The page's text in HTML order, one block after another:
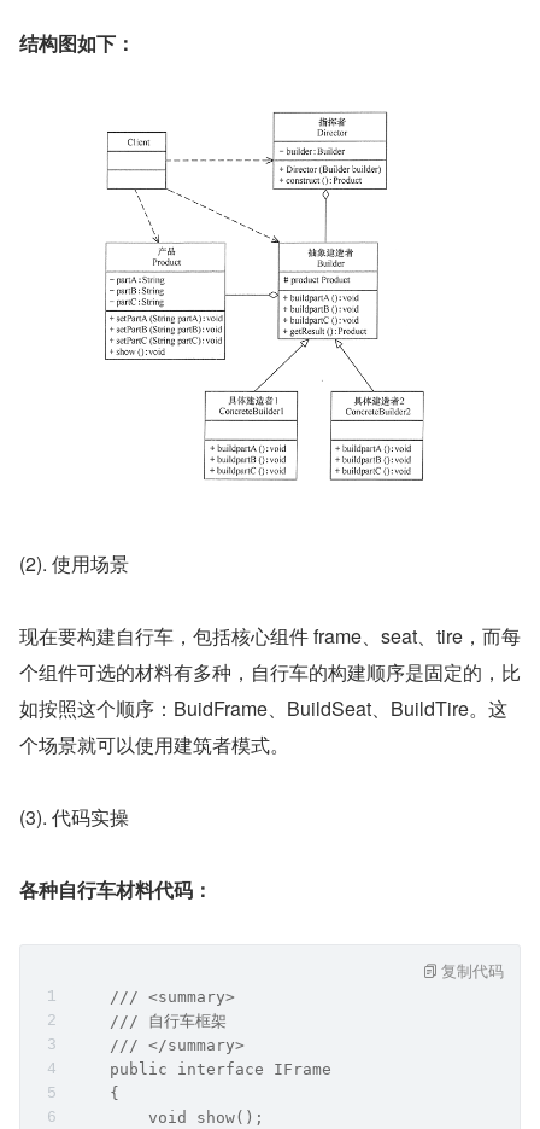
结构图如下：
(2). 使用场景
现在要构建自行车，包括核心组件 frame、seat、tire，而每
个组件可选的材料有多种，自行车的构建顺序是固定的，比
如按照这个顺序：BuidFrame、BuildSeat、BuildTire。这
个场景就可以使用建筑者模式。
(3). 代码实操
各种自行车材料代码：
    /// <summary>
    /// 自行车框架
    /// </summary>
    public interface IFrame
    {
        void show();
复制代码